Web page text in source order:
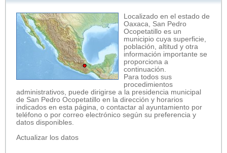
Localizado en el estado de
Oaxaca, San Pedro
Ocopetatillo es un
municipio cuya superficie,
población, altitud y otra
información importante se
proporciona a
continuación.
Para todos sus
procedimientos
administrativos, puede dirigirse a la presidencia municipal
de San Pedro Ocopetatillo en la dirección y horarios
indicados en esta página, o contactar al ayuntamiento por
teléfono o por correo electrónico según su preferencia y
datos disponibles.
Actualizar los datos